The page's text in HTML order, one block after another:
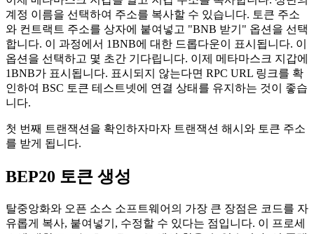
계정 이름을 선택하여 주소를 복사할 수 있습니다. 토큰 주소
와 컨트랙트 주소를 상자에 붙여넣고 "BNB 받기" 옵션을 선택
합니다. 이 과정에서 1BNB에 대한 드롭다운이 표시됩니다. 이
옵션을 선택하고 몇 초간 기다립니다. 이제 메타마스크 지갑에
1BNB가 표시됩니다. 표시되지 않는다면 RPC URL 링크를 확
인하여 BSC 토큰 테스트넷에 연결 상태를 유지하는 것이 좋습
니다.
첫 번째 트랜잭션을 확인하자마자 트랜잭션 해시와 토큰 주소
를 받게 됩니다.
BEP20 토큰 생성
탈중앙화와 오픈 소스 소프트웨어의 가장 큰 장점은 코드를 자
유롭게 복사, 붙여넣기, 수정할 수 있다는 점입니다. 이 프로세